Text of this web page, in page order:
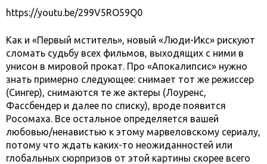
https://youtu.be/299V5RO59Q0
Как и «Первый мститель», новый «Люди-Икс» рискуют
сломать судьбу всех фильмов, выходящих с ними в
унисон в мировой прокат. Про «Апокалипсис» нужно
знать примерно следующее: снимает тот же режиссер
(Сингер), снимаются те же актеры (Лоуренс,
Фассбендер и далее по списку), вроде появится
Росомаха. Все остальное определяется вашей
любовью/ненавистью к этому марвеловскому сериалу,
потому что ждать каких-то неожиданностей или
глобальных сюрпризов от этой картины скорее всего